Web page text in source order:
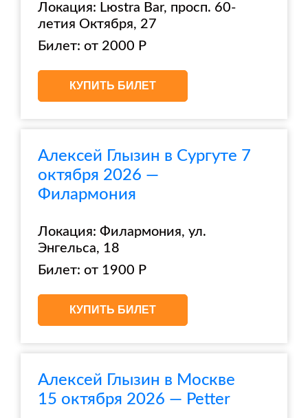
Локация: Lюstra Bar, просп. 60-
летия Октября, 27
Билет: от 2000 Р
КУПИТЬ БИЛЕТ
Алексей Глызин в Сургуте 7
октября 2026 —
Филармония
Локация: Филармония, ул.
Энгельса, 18
Билет: от 1900 Р
КУПИТЬ БИЛЕТ
Алексей Глызин в Москве
15 октября 2026 — Petter